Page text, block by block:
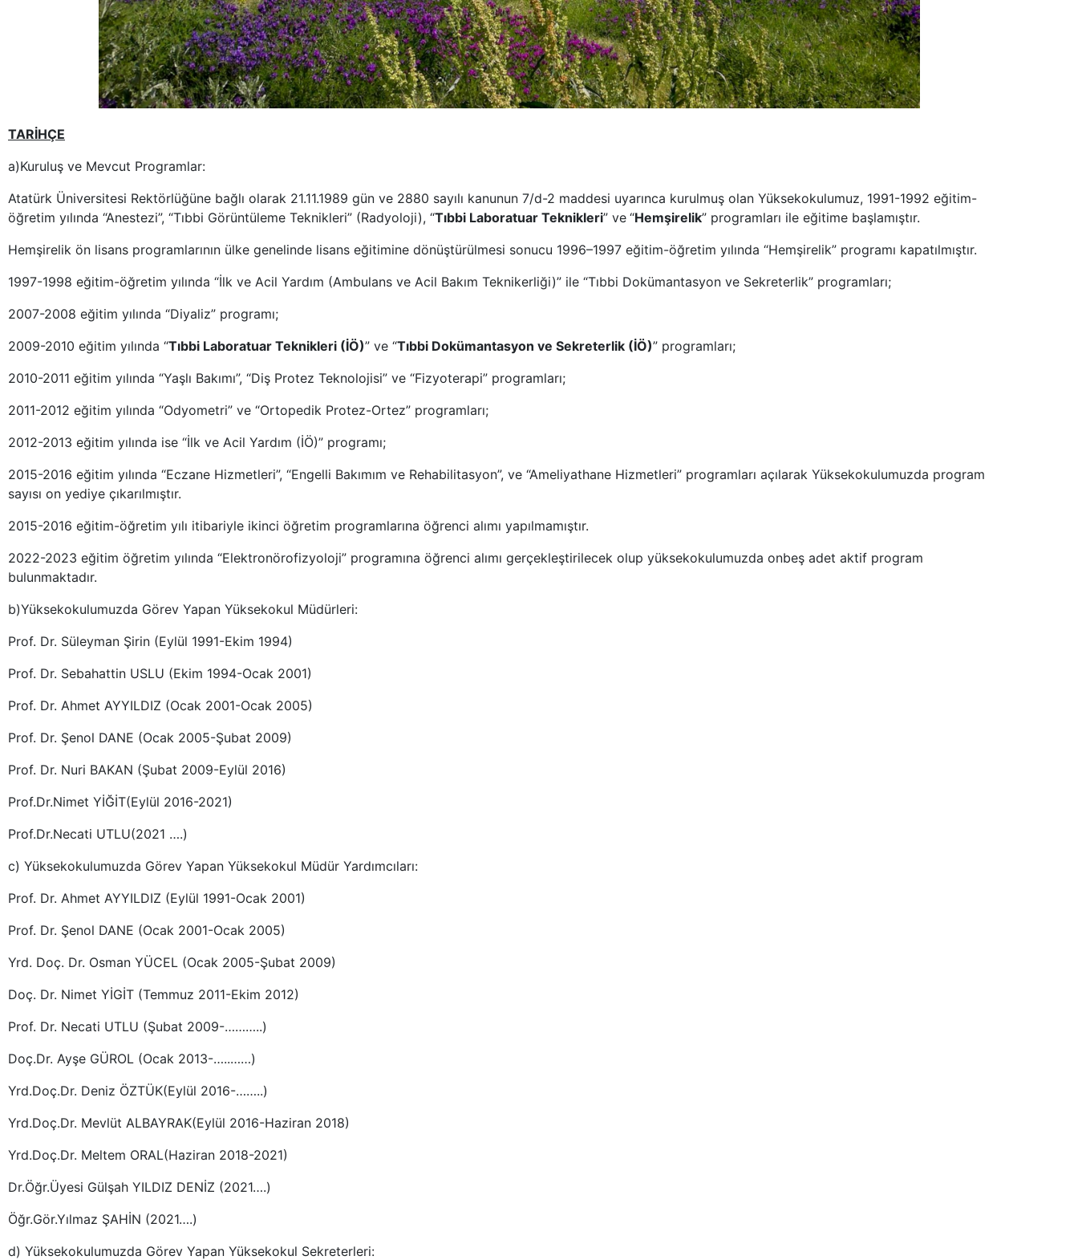
TARİHÇE
a)Kuruluş ve Mevcut Programlar:
Atatürk Üniversitesi Rektörlüğüne bağlı olarak 21.11.1989 gün ve 2880 sayılı kanunun 7/d-2 maddesi uyarınca kurulmuş olan Yüksekokulumuz, 1991-1992 eğitim-
öğretim yılında “Anestezi”, “Tıbbi Görüntüleme Teknikleri” (Radyoloji), “Tıbbi Laboratuar Teknikleri” ve “Hemşirelik” programları ile eğitime başlamıştır.
Hemşirelik ön lisans programlarının ülke genelinde lisans eğitimine dönüştürülmesi sonucu 1996–1997 eğitim-öğretim yılında “Hemşirelik” programı kapatılmıştır.
1997-1998 eğitim-öğretim yılında “İlk ve Acil Yardım (Ambulans ve Acil Bakım Teknikerliği)” ile “Tıbbi Dokümantasyon ve Sekreterlik” programları;
2007-2008 eğitim yılında “Diyaliz” programı;
2009-2010 eğitim yılında “Tıbbi Laboratuar Teknikleri (İÖ)” ve “Tıbbi Dokümantasyon ve Sekreterlik (İÖ)” programları;
2010-2011 eğitim yılında “Yaşlı Bakımı”, “Diş Protez Teknolojisi” ve “Fizyoterapi” programları;
2011-2012 eğitim yılında “Odyometri” ve “Ortopedik Protez-Ortez” programları;
2012-2013 eğitim yılında ise “İlk ve Acil Yardım (İÖ)” programı;
2015-2016 eğitim yılında “Eczane Hizmetleri”, “Engelli Bakımım ve Rehabilitasyon”, ve “Ameliyathane Hizmetleri” programları açılarak Yüksekokulumuzda program
sayısı on yediye çıkarılmıştır.
2015-2016 eğitim-öğretim yılı itibariyle ikinci öğretim programlarına öğrenci alımı yapılmamıştır.
2022-2023 eğitim öğretim yılında “Elektronörofizyoloji” programına öğrenci alımı gerçekleştirilecek olup yüksekokulumuzda onbeş adet aktif program
bulunmaktadır.
b)Yüksekokulumuzda Görev Yapan Yüksekokul Müdürleri:
Prof. Dr. Süleyman Şirin (Eylül 1991-Ekim 1994)
Prof. Dr. Sebahattin USLU (Ekim 1994-Ocak 2001)
Prof. Dr. Ahmet AYYILDIZ (Ocak 2001-Ocak 2005)
Prof. Dr. Şenol DANE (Ocak 2005-Şubat 2009)
Prof. Dr. Nuri BAKAN (Şubat 2009-Eylül 2016)
Prof.Dr.Nimet YİĞİT(Eylül 2016-2021)
Prof.Dr.Necati UTLU(2021 ….)
c) Yüksekokulumuzda Görev Yapan Yüksekokul Müdür Yardımcıları:
Prof. Dr. Ahmet AYYILDIZ (Eylül 1991-Ocak 2001)
Prof. Dr. Şenol DANE (Ocak 2001-Ocak 2005)
Yrd. Doç. Dr. Osman YÜCEL (Ocak 2005-Şubat 2009)
Doç. Dr. Nimet YİGİT (Temmuz 2011-Ekim 2012)
Prof. Dr. Necati UTLU (Şubat 2009-………..)
Doç.Dr. Ayşe GÜROL (Ocak 2013-…..……)
Yrd.Doç.Dr. Deniz ÖZTÜK(Eylül 2016-……..)
Yrd.Doç.Dr. Mevlüt ALBAYRAK(Eylül 2016-Haziran 2018)
Yrd.Doç.Dr. Meltem ORAL(Haziran 2018-2021)
Dr.Öğr.Üyesi Gülşah YILDIZ DENİZ (2021….)
Öğr.Gör.Yılmaz ŞAHİN (2021….)
d) Yüksekokulumuzda Görev Yapan Yüksekokul Sekreterleri: